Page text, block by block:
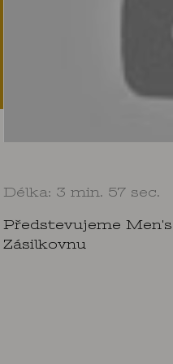
Kampotský
Délka: 3 min. 57 sec.
Předstevujeme
Zásilkovnu